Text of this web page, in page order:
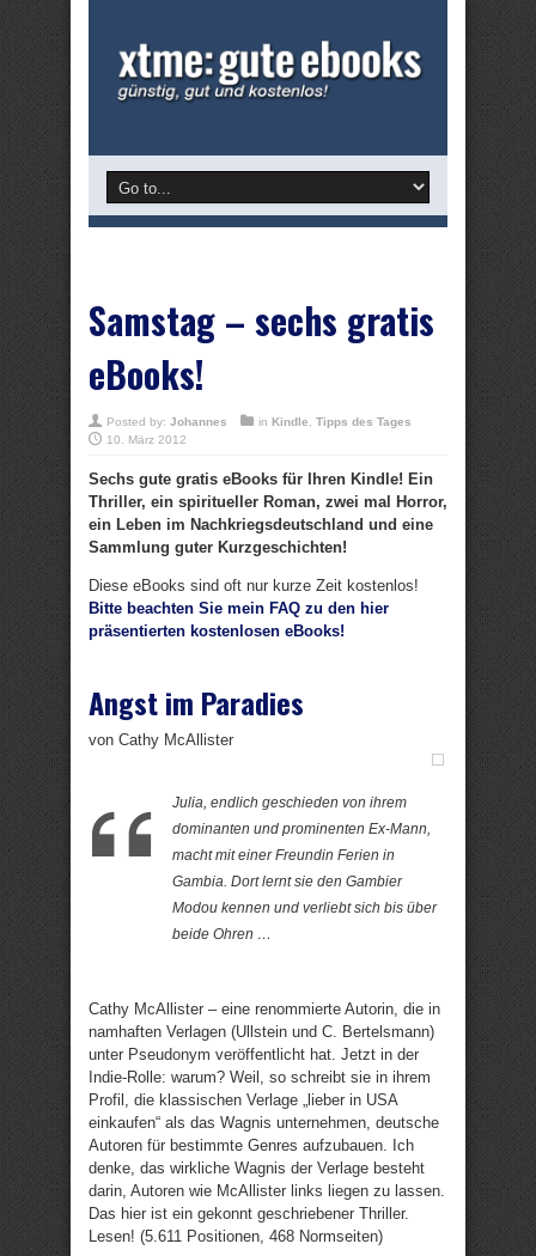
Samstag – sechs gratis
eBooks!
Posted by: Johannes in Kindle
Tipps des Tages
10. März 2012
Sechs gute gratis eBooks für Ihren Kindle! Ein
Thriller, ein spiritueller Roman, zwei mal Horror,
ein Leben im Nachkriegsdeutschland und eine
Sammlung guter Kurzgeschichten!
Diese eBooks sind oft nur kurze Zeit kostenlos!
Bitte beachten Sie mein FAQ zu den hier
präsentierten kostenlosen eBooks!
Angst im Paradies
von Cathy McAllister
Julia, endlich geschieden von ihrem
dominanten und prominenten Ex-Mann,
macht mit einer Freundin Ferien in
Gambia. Dort lernt sie den Gambier
Modou kennen und verliebt sich bis über
beide Ohren …
Cathy McAllister – eine renommierte Autorin, die in
namhaften Verlagen (Ullstein und C. Bertelsmann)
unter Pseudonym veröffentlicht hat. Jetzt in der
Indie-Rolle: warum? Weil, so schreibt sie in ihrem
Profil, die klassischen Verlage „lieber in USA
einkaufen“ als das Wagnis unternehmen, deutsche
Autoren für bestimmte Genres aufzubauen. Ich
denke, das wirkliche Wagnis der Verlage besteht
darin, Autoren wie McAllister links liegen zu lassen.
Das hier ist ein gekonnt geschriebener Thriller.
Lesen! (5.611 Positionen, 468 Normseiten)